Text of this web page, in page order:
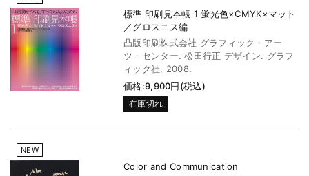
標準 印刷見本帳 1 蛍光色×CMYK×マット
／グロスニス編
凸版印刷株式会社 グラフィック・アー
ツ・センター. 松田行正 デザイン. グラフ
ィック社, 2008.
価格:9,900円(税込)
在庫切れ
NEW
Color and Communication